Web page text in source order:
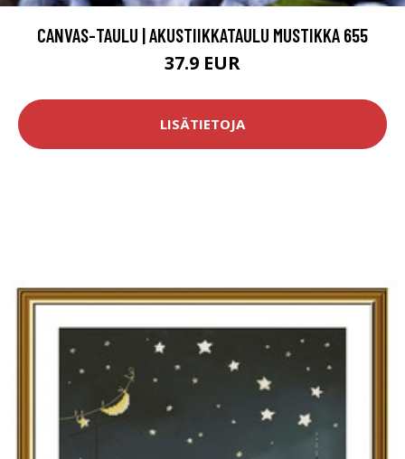
CANVAS-TAULU | AKUSTIIKKATAULU MUSTIKKA 655
37.9 EUR
LISÄTIETOJA